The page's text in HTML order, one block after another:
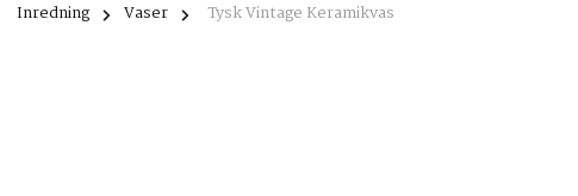
Inredning Vaser Tysk Vintage Keramikvas